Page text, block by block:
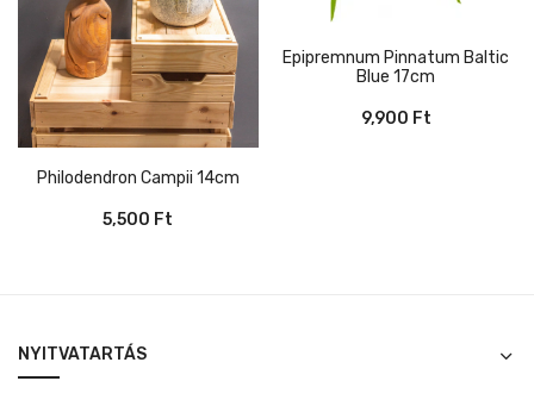
Philodendron Campii 14cm
5,500 Ft
Epipremnum Pinnatum Baltic
Blue 17cm
9,900 Ft
NYITVATARTÁS